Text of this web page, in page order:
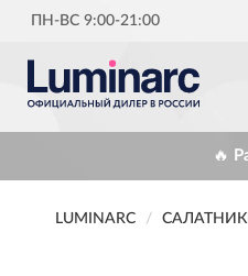
ПН-ВС 9:00-21:00
🔥
LUMINARC